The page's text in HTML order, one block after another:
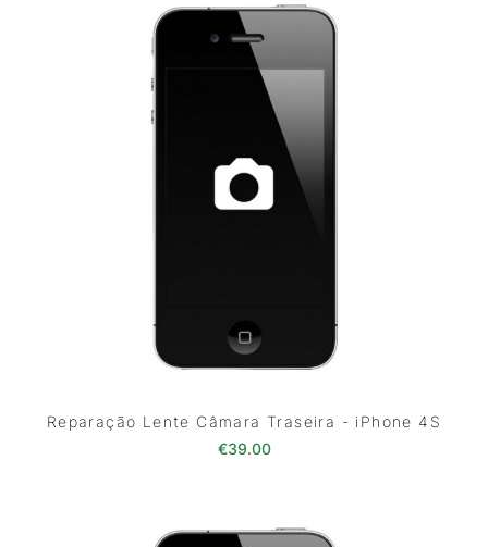
Reparação Lente Câmara Traseira - iPhone 4S
€39.00